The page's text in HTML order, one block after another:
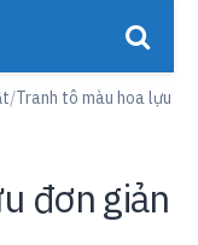
/Tranh tô màu hoa lựu
đơn giản